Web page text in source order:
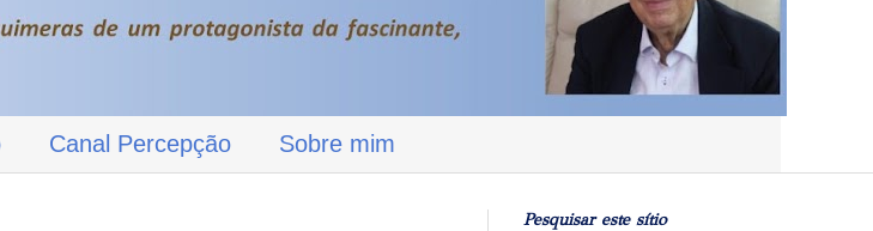
Canal Percepção Sobre mim
Pesquisar este sítio